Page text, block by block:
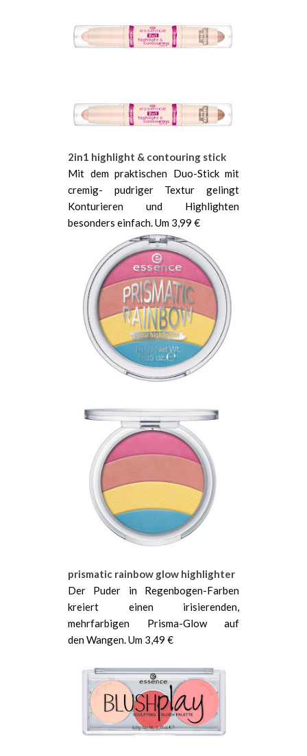
2in1 highlight & contouring stick
Mit dem praktischen Duo-Stick mit
cremig- pudriger Textur gelingt
Konturieren und Highlighten
besonders einfach. Um 3,99 €
prismatic rainbow glow highlighter
Der Puder in Regenbogen-Farben
kreiert einen irisierenden,
mehrfarbigen Prisma-Glow auf
den Wangen. Um 3,49 €